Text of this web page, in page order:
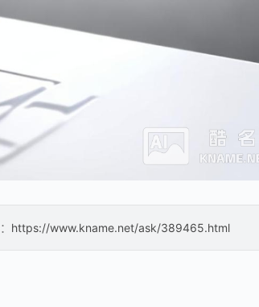
https://www.kname.net/ask/389465.html